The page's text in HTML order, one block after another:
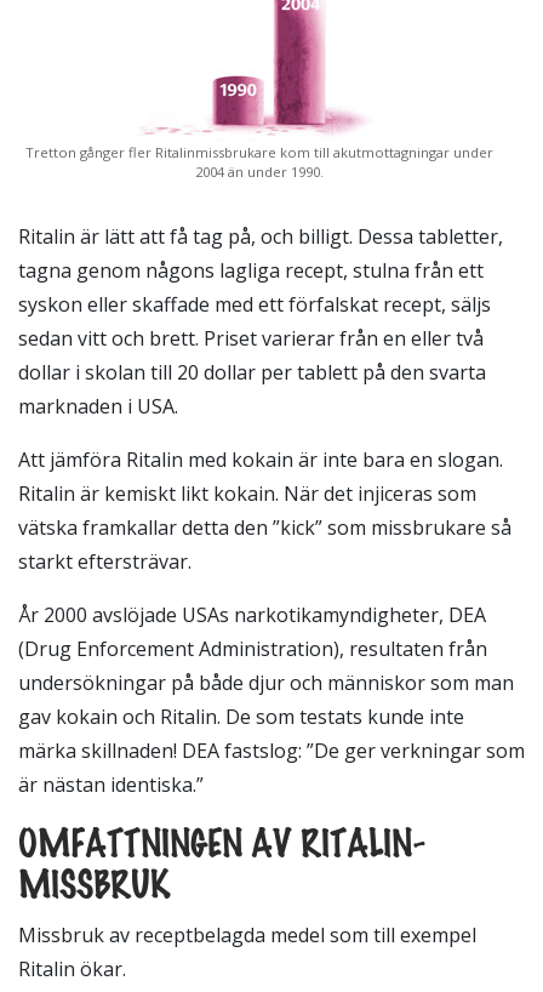
Tretton gånger fler Ritalinmissbrukare kom till akutmottagningar under
2004 än under 1990.
Ritalin är lätt att få tag på, och billigt. Dessa tabletter,
tagna genom någons lagliga recept, stulna från ett
syskon eller skaffade med ett förfalskat recept, säljs
sedan vitt och brett. Priset varierar från en eller två
dollar i skolan till 20 dollar per tablett på den svarta
marknaden i USA.
Att jämföra Ritalin med kokain är inte bara en slogan.
Ritalin är kemiskt likt kokain. När det injiceras som
vätska framkallar detta den ”kick” som missbrukare så
starkt eftersträvar.
År 2000 avslöjade USAs narkotikamyndigheter, DEA
(Drug Enforcement Administration), resultaten från
undersökningar på både djur och människor som man
gav kokain och Ritalin. De som testats kunde inte
märka skillnaden! DEA fastslog: ”De ger verkningar som
är nästan identiska.”
OMFATTNINGEN AV RITALIN-
MISSBRUK
Missbruk av receptbelagda medel som till exempel
Ritalin ökar.